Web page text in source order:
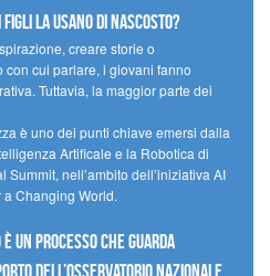
la usano di nascosto?
creare storie o
cui parlare, i giovani fanno
Tuttavia, la maggior parte dei
è uno dei punti chiave emersi dalla
Artificale e la Robotica di
Summit, nell’ambito dell’iniziativa AI
Changing World.
un processo che guarda